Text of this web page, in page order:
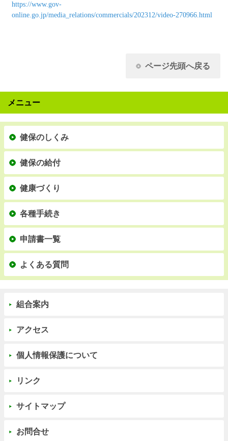
https://www.gov-
online.go.jp/media_relations/commercials/202312/video-270966.html
ページ先頭へ戻る
メニュー
健保のしくみ
健保の給付
健康づくり
各種手続き
申請書一覧
よくある質問
組合案内
アクセス
個人情報保護について
リンク
サイトマップ
お問合せ